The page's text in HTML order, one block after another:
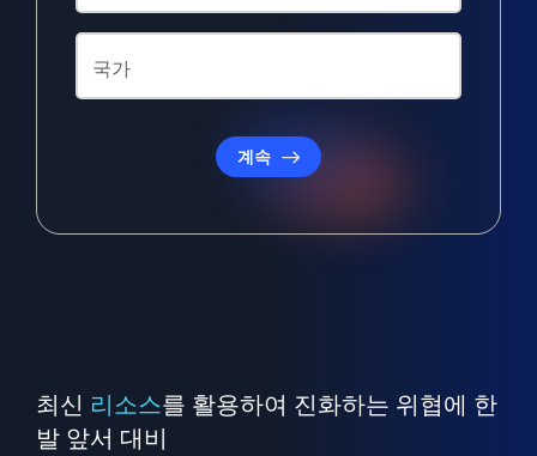
계속
최신 리소스를 활용하여 진화하는 위협에 한
발 앞서 대비